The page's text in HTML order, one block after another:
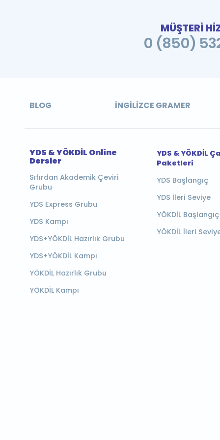
MÜŞTERİ
0 (850)
BLOG İNGILIZCE GRAMER
YDS & YÖKDİL Online
Dersler
Sıfırdan Akademik Çeviri
Grubu
YDS Express Grubu
YDS Kampı
YDS+YÖKDİL Hazırlık Grubu
YDS+YÖKDİL Kampı
YÖKDİL Hazırlık Grubu
YÖKDİL Kampı
YDS & YÖKDİL
Paketleri
YDS Başlangıç
YDS İleri Seviye
YÖKDİL Başlangıç
YÖKDİL İleri